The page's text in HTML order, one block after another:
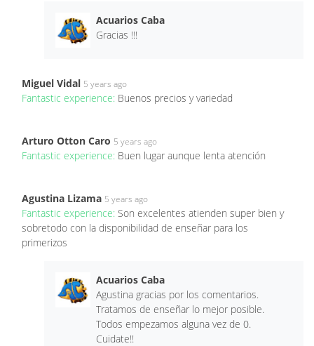
Acuarios Caba
Gracias !!!
Miguel Vidal 5 years ago
Fantastic experience: Buenos precios y variedad
Arturo Otton Caro 5 years ago
Fantastic experience: Buen lugar aunque lenta atención
Agustina Lizama 5 years ago
Fantastic experience: Son excelentes atienden super bien y
sobretodo con la disponibilidad de enseñar para los
primerizos
Acuarios Caba
Agustina gracias por los comentarios.
Tratamos de enseñar lo mejor posible.
Todos empezamos alguna vez de 0.
Cuidate!!